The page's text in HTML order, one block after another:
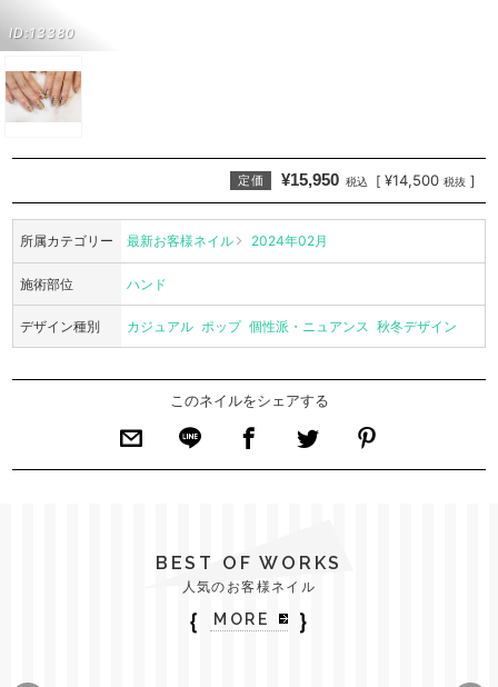
ID:13380
定価 ¥15,950 税込 [ ¥14,500 税抜 ]
所属カテゴリー 最新お客様ネイル 2024年02月
施術部位 ハンド
デザイン種別 カジュアル ポップ 個性派・ニュアンス 秋冬デザイン
このネイルをシェアする
BEST OF WORKS
人気のお客様ネイル
｛ MORE ｝